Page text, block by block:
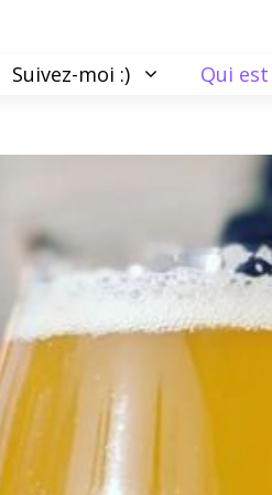
Suivez-moi :) Qui